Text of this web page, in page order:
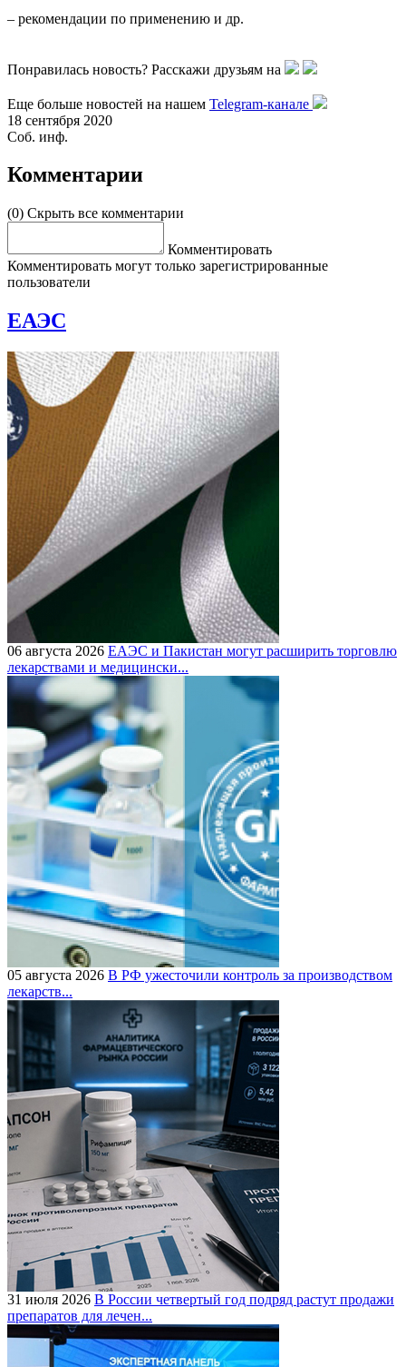
– рекомендации по применению и др.
Понравилась новость? Расскажи друзьям на
Еще больше новостей на нашем Telegram-канале
18 сентября 2020
Соб. инф.
Комментарии
(0) Скрыть все комментарии
Комментировать
Комментировать могут только зарегистрированные
пользователи
ЕАЭС
06 августа 2026 ЕАЭС и Пакистан могут расширить торговлю
лекарствами и медицински...
05 августа 2026 В РФ ужесточили контроль за производством
лекарств...
31 июля 2026 В России четвертый год подряд растут продажи
препаратов для лечен...